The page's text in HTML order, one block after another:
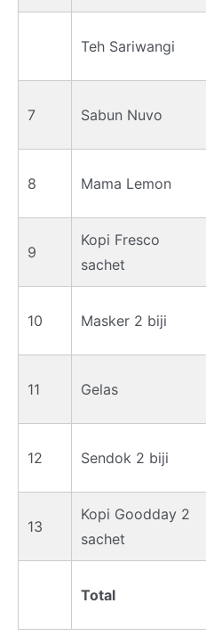
Teh Sariwangi
7 Sabun Nuvo
8 Mama Lemon
9
Kopi Fresco
sachet
10 Masker 2 biji
11 Gelas
12 Sendok 2 biji
13
Kopi Goodday 2
sachet
Total